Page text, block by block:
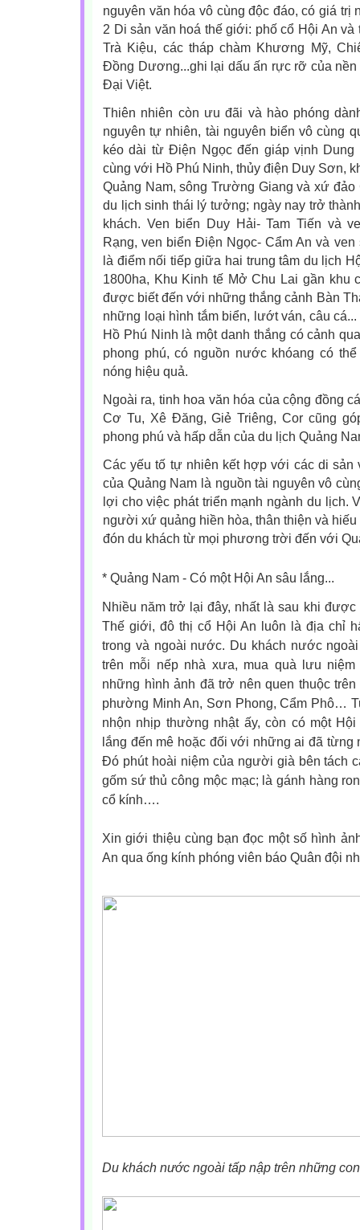
nguyên văn hóa vô cùng độc đáo, có giá trị
2 Di sản văn hoá thế giới: phố cổ Hội An
Trà Kiệu, các tháp chàm Khương Mỹ,
Đồng Dương...ghi lại dấu ấn rực rỡ của nền
Đại Việt.
Thiên nhiên còn ưu đãi và hào phóng
nguyên tự nhiên, tài nguyên biển vô cùng
kéo dài từ Điện Ngọc đến giáp vịnh
cùng với Hồ Phú Ninh, thủy điện Duy Sơn,
Quảng Nam, sông Trường Giang và xứ
du lịch sinh thái lý tưởng; ngày nay trở
khách. Ven biển Duy Hải- Tam Tiến và
Rạng, ven biển Điện Ngọc- Cẩm An và
là điểm nối tiếp giữa hai trung tâm du lịch
1800ha, Khu Kinh tế Mở Chu Lai gần khu
được biết đến với những thắng cảnh Bàn
những loại hình tắm biển, lướt ván, câu
Hồ Phú Ninh là một danh thắng có cảnh
phong phú, có nguồn nước khóang có
nóng hiệu quả.
Ngoài ra, tinh hoa văn hóa của cộng đồng
Cơ Tu, Xê Đăng, Giẻ Triêng, Cor cũng
phong phú và hấp dẫn của du lịch Quảng
Các yếu tố tự nhiên kết hợp với các di sản
của Quảng Nam là nguồn tài nguyên vô
lợi cho việc phát triển mạnh ngành du lịch.
người xứ quảng hiền hòa, thân thiện và
đón du khách từ mọi phương trời đến với
* Quảng Nam - Có một Hội An sâu lắng...
Nhiều năm trở lại đây, nhất là sau khi
Thế giới, đô thị cổ Hội An luôn là địa chỉ
trong và ngoài nước. Du khách nước
trên mỗi nếp nhà xưa, mua quà lưu
những hình ảnh đã trở nên quen thuộc
phường Minh An, Sơn Phong, Cẩm Phô…
nhộn nhịp thường nhật ấy, còn có một
lắng đến mê hoặc đối với những ai đã từng
Đó phút hoài niệm của người già bên tách
gốm sứ thủ công mộc mạc; là gánh hàng
cổ kính….
Xin giới thiệu cùng bạn đọc một số hình
An qua ống kính phóng viên báo Quân đội
Du khách nước ngoài tấp nập trên những